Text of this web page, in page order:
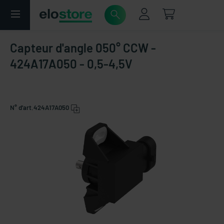
Capteur d'angle 050° CCW -
424A17A050 - 0,5-4,5V
N° d'art. 424A17A050